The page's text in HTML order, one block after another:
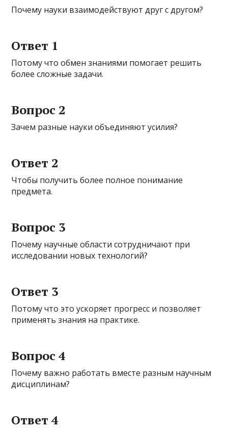
Почему науки взаимодействуют друг с другом?
Ответ 1
Потому что обмен знаниями помогает решить
более сложные задачи.
Вопрос 2
Зачем разные науки объединяют усилия?
Ответ 2
Чтобы получить более полное понимание
предмета.
Вопрос 3
Почему научные области сотрудничают при
исследовании новых технологий?
Ответ 3
Потому что это ускоряет прогресс и позволяет
применять знания на практике.
Вопрос 4
Почему важно работать вместе разным научным
дисциплинам?
Ответ 4